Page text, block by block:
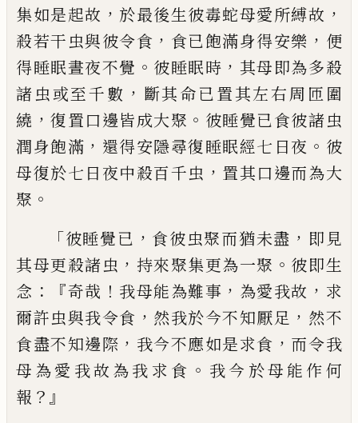
集如是起故 ， 於最後生彼毒蛇母愛所縛故 ，
殺若干虫與彼令食 ， 食已飽滿身得安樂 ， 便
得睡眠晝夜不覺 。 彼睡眠時 ， 其母即為多殺
諸虫或至千數 ， 斷其命已置其左右周 匝圍
繞 ，復置口邊皆成大聚 。 彼睡覺已食彼諸虫
潤身飽滿 ， 還得安隱尋復睡眠經七日夜 。 彼
母復於七日夜中殺百千虫 ， 置其口邊而為大
聚 。
「彼睡覺已 ， 食彼虫聚而猶未盡 ， 即 見
其母更殺諸虫 ， 持來聚集更為一聚 。 彼即生
念 ：『奇哉 ！ 我母能為難事 ， 為愛我故 ， 求
爾許虫與我令食 ， 然我於今不知厭足 ， 然不
食盡不知邊際 ， 我今不應如是求食 ， 而令我
母為愛我故為我求食 。 我今於母能作何
報 ？』